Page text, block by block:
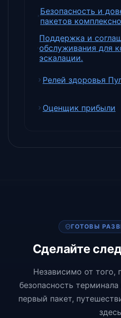
Безопасность и
пакетов
Поддержка и
обслуживания для
эскалации.
Релей здоровья
Оценщик прибыли
ГОТОВЫ
Сделайте
Независимо от того,
безопасность
первый пакет,